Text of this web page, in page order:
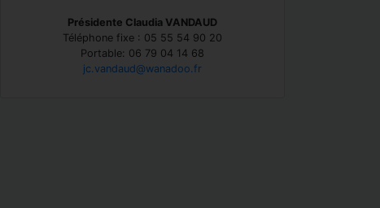
Présidente Claudia VANDAUD
Téléphone fixe : 05 55 54 90 20
Portable: 06 79 04 14 68
jc.vandaud@wanadoo.fr